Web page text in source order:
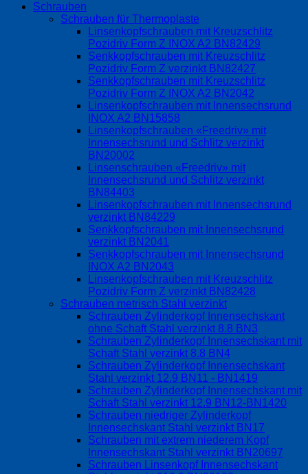
Schrauben
Schrauben für Thermoplaste
Linsenkopfschrauben mit Kreuzschlitz
Pozidriv Form Z INOX A2 BN82429
Senkkopfschrauben mit Kreuzschlitz
Pozidriv Form Z verzinkt BN82427
Senkkopfschrauben mit Kreuzschlitz
Pozidriv Form Z INOX A2 BN2042
Linsenkopfschrauben mit Innensechsrund
INOX A2 BN15858
Linsenkopfschrauben «Freedriv» mit
Innensechsrund und Schlitz verzinkt
BN20002
Linsenschrauben «Freedriv» mit
Innensechsrund und Schlitz verzinkt
BN84403
Linsenkopfschrauben mit Innensechsrund
verzinkt BN84229
Senkkopfschrauben mit Innensechsrund
verzinkt BN2041
Senkkopfschrauben mit Innensechsrund
INOX A2 BN2043
Linsenkopfschrauben mit Kreuzschlitz
Pozidriv Form Z verzinkt BN82428
Schrauben metrisch Stahl verzinkt
Schrauben Zylinderkopf Innensechskant
ohne Schaft Stahl verzinkt 8.8 BN3
Schrauben Zylinderkopf Innensechskant mit
Schaft Stahl verzinkt 8.8 BN4
Schrauben Zylinderkopf Innensechskant
Stahl verzinkt 12.9 BN11 - BN1419
Schrauben Zylinderkopf Innensechskant mit
Schaft Stahl verzinkt 12.9 BN12-BN1420
Schrauben niedriger Zylinderkopf
Innensechskant Stahl verzinkt BN17
Schrauben mit extrem niederem Kopf
Innensechskant Stahl verzinkt BN20697
Schrauben Linsenkopf Innensechskant